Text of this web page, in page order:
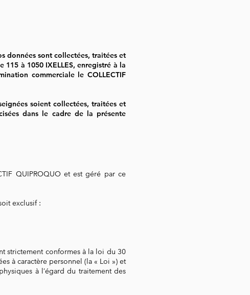
données sont collectées, traitées et
à 1050 IXELLES, enregistré à la
commerciale le COLLECTIF
soient collectées, traitées et
dans le cadre de la présente
QUIPROQUO et est géré par ce
exclusif :
strictement conformes à la loi du 30
à caractère personnel (la « Loi ») et
à l’égard du traitement des